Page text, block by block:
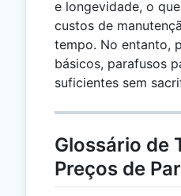
e longevidade, o
custos de
tempo. No entanto,
básicos, parafusos
suficientes sem
Glossário de
Preços de